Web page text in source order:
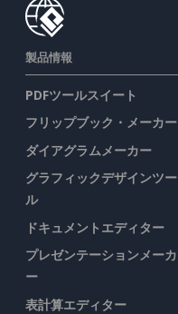
製品情報
PDFツールスイート
フリップブック・メーカー
ダイアグラムメーカー
グラフィックデザインツー
ル
ドキュメントエディター
プレゼンテーションメーカ
ー
表計算エディター